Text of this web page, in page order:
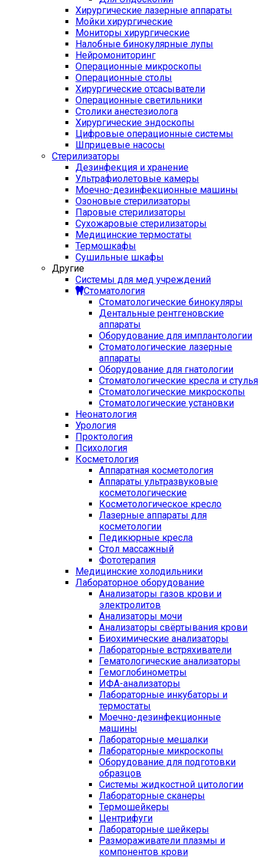
Хирургические лазерные аппараты
Мойки хирургические
Мониторы хирургические
Налобные бинокулярные лупы
Нейромониторинг
Операционные микроскопы
Операционные столы
Хирургические отсасыватели
Операционные светильники
Столики анестезиолога
Хирургические эндоскопы
Цифровые операционные системы
Шприцевые насосы
Стерилизаторы
Дезинфекция и хранение
Ультрафиолетовые камеры
Моечно-дезинфекционные машины
Озоновые стерилизаторы
Паровые стерилизаторы
Сухожаровые стерилизаторы
Медицинские термостаты
Термошкафы
Сушильные шкафы
Другие
Системы для мед учреждений
Стоматология
Стоматологические бинокуляры
Дентальные рентгеновские
аппараты
Оборудование для имплантологии
Стоматологические лазерные
аппараты
Оборудование для гнатологии
Стоматологические кресла и стулья
Стоматологические микроскопы
Стоматологические установки
Неонатология
Урология
Проктология
Психология
Косметология
Аппаратная косметология
Аппараты ультразвуковые
косметологические
Косметологическое кресло
Лазерные аппараты для
косметологии
Педикюрные кресла
Стол массажный
Фототерапия
Медицинские холодильники
Лабораторное оборудование
Анализаторы газов крови и
электролитов
Анализаторы мочи
Анализаторы свёртывания крови
Биохимические анализаторы
Лабораторные встряхиватели
Гематологические анализаторы
Гемоглобинометры
ИФА-анализаторы
Лабораторные инкубаторы и
термостаты
Моечно-дезинфекционные
машины
Лабораторные мешалки
Лабораторные микроскопы
Оборудование для подготовки
образцов
Системы жидкостной цитологии
Лабораторные сканеры
Термошейкеры
Центрифуги
Лабораторные шейкеры
Размораживатели плазмы и
компонентов крови